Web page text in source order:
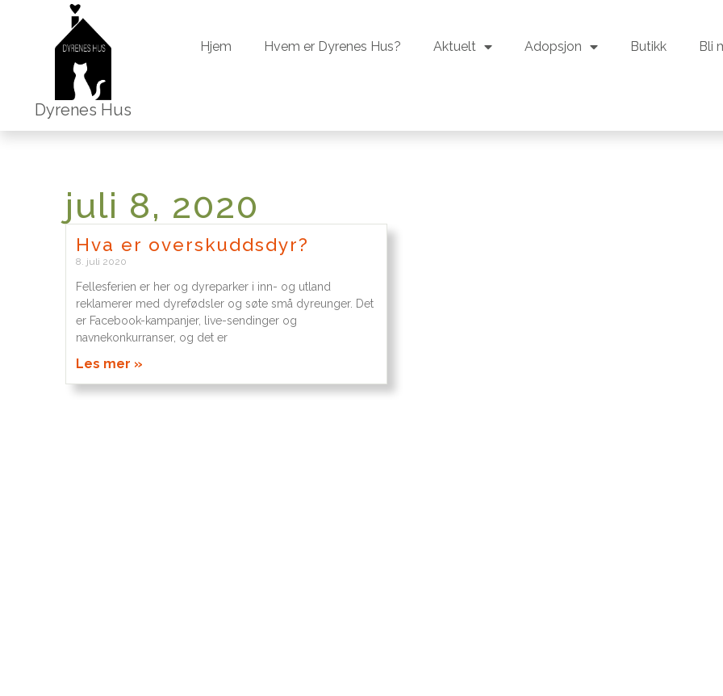
Dyrenes Hus
Hjem Hvem er Dyrenes Hus? Aktuelt Adopsjon Butikk Bli
juli 8, 2020
Hva er overskuddsdyr?
8. juli 2020
Fellesferien er her og dyreparker i inn- og utland
reklamerer med dyrefødsler og søte små dyreunger. Det
er Facebook-kampanjer, live-sendinger og
navnekonkurranser, og det er
Les mer »